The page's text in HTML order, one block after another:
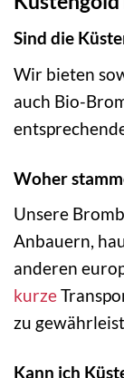
Sind die
Wir bieten
auch Bio-
Woher
Unsere
Anbauern,
anderen
kurze
zu
Kann ich